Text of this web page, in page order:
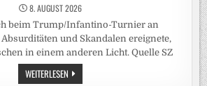
8. AUGUST 2026
beim Trump/Infantino-Turnier an
und Skandalen ereignete,
in einem anderen Licht. Quelle SZ
WEITERLESEN FIFA:
DIE